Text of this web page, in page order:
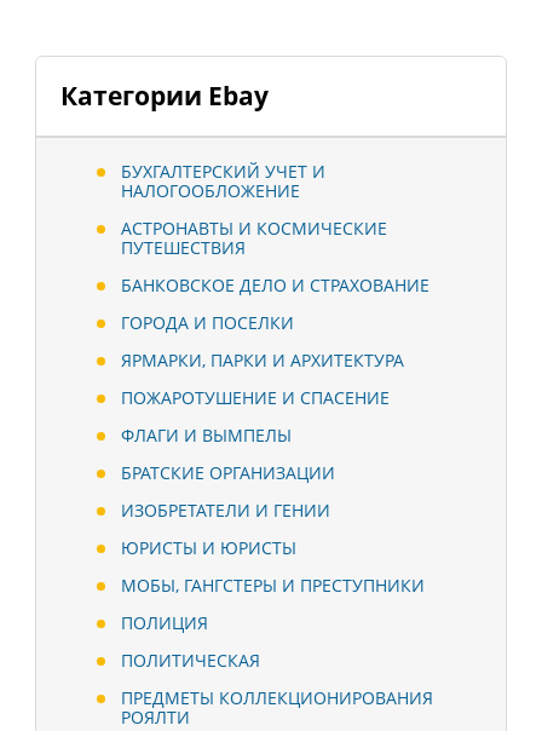
Категории Ebay
БУХГАЛТЕРСКИЙ УЧЕТ И
НАЛОГООБЛОЖЕНИЕ
АСТРОНАВТЫ И КОСМИЧЕСКИЕ
ПУТЕШЕСТВИЯ
БАНКОВСКОЕ ДЕЛО И СТРАХОВАНИЕ
ГОРОДА И ПОСЕЛКИ
ЯРМАРКИ, ПАРКИ И АРХИТЕКТУРА
ПОЖАРОТУШЕНИЕ И СПАСЕНИЕ
ФЛАГИ И ВЫМПЕЛЫ
БРАТСКИЕ ОРГАНИЗАЦИИ
ИЗОБРЕТАТЕЛИ И ГЕНИИ
ЮРИСТЫ И ЮРИСТЫ
МОБЫ, ГАНГСТЕРЫ И ПРЕСТУПНИКИ
ПОЛИЦИЯ
ПОЛИТИЧЕСКАЯ
ПРЕДМЕТЫ КОЛЛЕКЦИОНИРОВАНИЯ
РОЯЛТИ